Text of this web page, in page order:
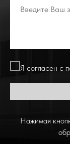
Я согласен с
Нажимая